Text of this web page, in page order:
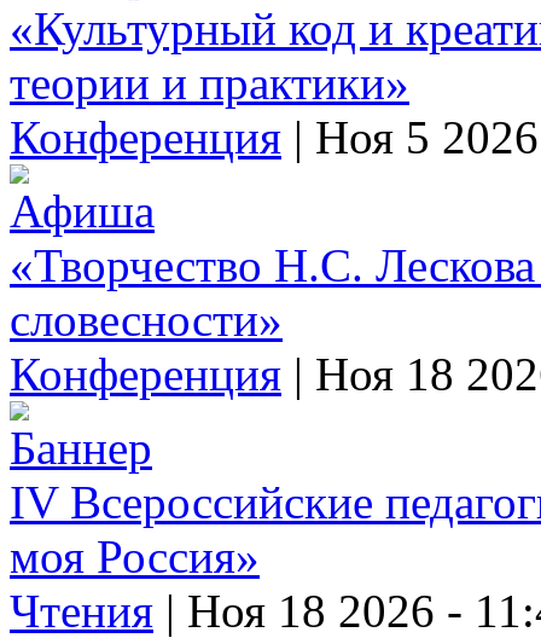
«Культурный код и
теории и практики»
Конференция | Ноя 5
«Творчество Н.С. Лескова
словесности»
Конференция | Ноя 18
IV Всероссийские
моя Россия»
Чтения | Ноя 18 2026 -